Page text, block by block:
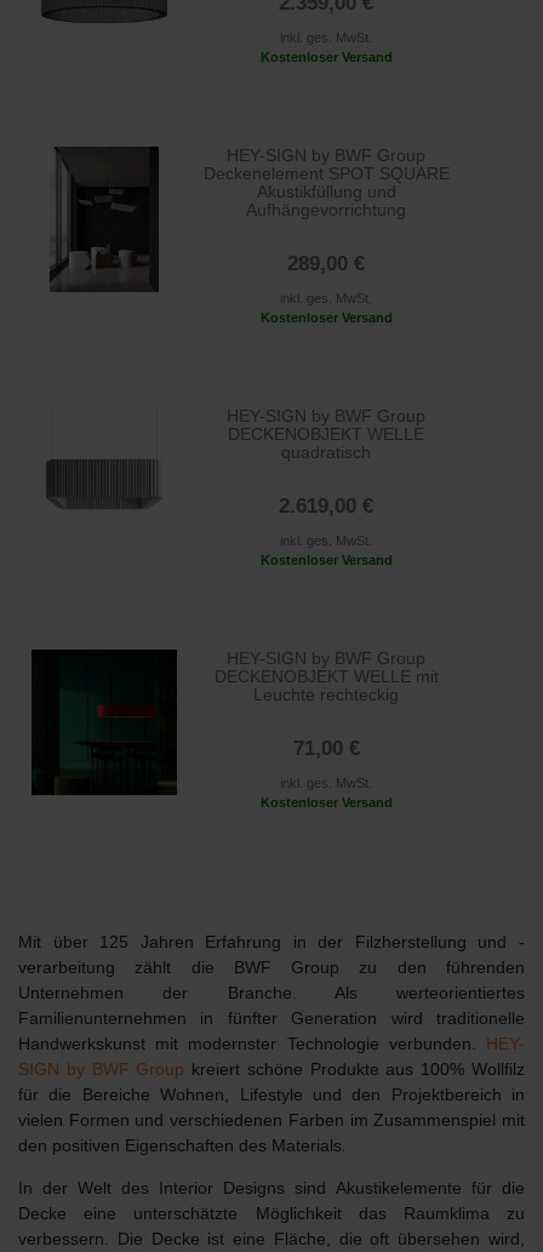
inkl. ges. MwSt.
Kostenloser Versand
HEY-SIGN by BWF Group
Deckenelement SPOT SQUARE
Akustikfüllung und
Aufhängevorrichtung
289,00 €
inkl. ges. MwSt.
Kostenloser Versand
HEY-SIGN by BWF Group
DECKENOBJEKT WELLE
quadratisch
2.619,00 €
inkl. ges. MwSt.
Kostenloser Versand
HEY-SIGN by BWF Group
DECKENOBJEKT WELLE mit
Leuchte rechteckig
71,00 €
inkl. ges. MwSt.
Kostenloser Versand
Mit über 125 Jahren Erfahrung in der Filzherstellung und -
verarbeitung zählt die BWF Group zu den führenden
Unternehmen der Branche. Als werteorientiertes
Familienunternehmen in fünfter Generation wird traditionelle
Handwerkskunst mit modernster Technologie verbunden. HEY-
SIGN by BWF Group kreiert schöne Produkte aus 100% Wollfilz
für die Bereiche Wohnen, Lifestyle und den Projektbereich in
vielen Formen und verschiedenen Farben im Zusammenspiel mit
den positiven Eigenschaften des Materials
In der Welt des Interior Designs sind Akustikelemente für die
Decke eine unterschätzte Möglichkeit das Raumklima zu
verbessern. Die Decke ist eine Fläche, die oft übersehen wird,